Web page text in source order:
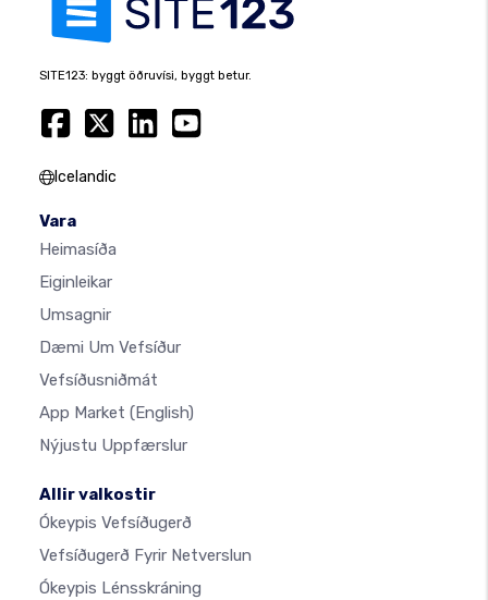
SITE123: byggt öðruvísi, byggt betur.
Icelandic
Vara
Heimasíða
Eiginleikar
Umsagnir
Dæmi Um Vefsíður
Vefsíðusniðmát
App Market (English)
Nýjustu Uppfærslur
Allir valkostir
Ókeypis Vefsíðugerð
Vefsíðugerð Fyrir Netverslun
Ókeypis Lénsskráning